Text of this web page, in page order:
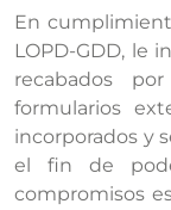
En
LOPD-GDD, le
recabados
formularios
incorporados y
el fin de
compromisos